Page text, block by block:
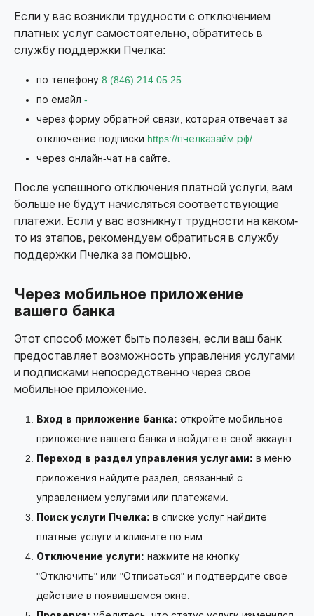
Если у вас возникли трудности с отключением
платных услуг самостоятельно, обратитесь в
службу поддержки Пчелка:
по телефону 8 (846) 214 05 25
по емайл -
через форму обратной связи, которая отвечает за
отключение подписки https://пчелказайм.рф/
через онлайн-чат на сайте.
После успешного отключения платной услуги, вам
больше не будут начисляться соответствующие
платежи. Если у вас возникнут трудности на каком-
то из этапов, рекомендуем обратиться в службу
поддержки Пчелка за помощью.
Через мобильное приложение
вашего банка
Этот способ может быть полезен, если ваш банк
предоставляет возможность управления услугами
и подписками непосредственно через свое
мобильное приложение.
Вход в приложение банка: откройте мобильное
приложение вашего банка и войдите в свой аккаунт.
Переход в раздел управления услугами: в меню
приложения найдите раздел, связанный с
управлением услугами или платежами.
Поиск услуги Пчелка: в списке услуг найдите
платные услуги и кликните по ним.
Отключение услуги: нажмите на кнопку
"Отключить" или "Отписаться" и подтвердите свое
действие в появившемся окне.